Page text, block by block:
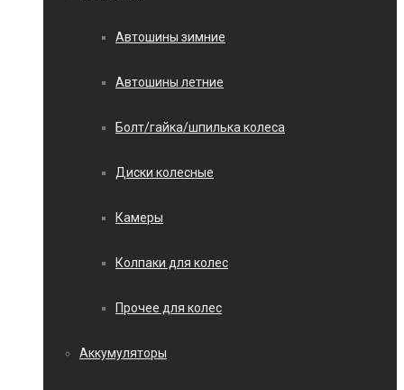
Автошины зимние
Автошины летние
Болт/гайка/шпилька колеса
Диски колесные
Камеры
Колпаки для колес
Прочее для колес
Аккумуляторы